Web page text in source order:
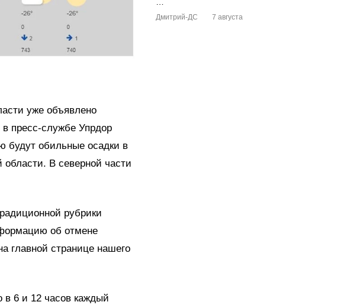
уже объявлено
пресс-службе Упрдор
обильные осадки в
В северной части
рубрики
об отмене
главной странице нашего
6 и 12 часов каждый
Дмитрий-ДС 7 августа